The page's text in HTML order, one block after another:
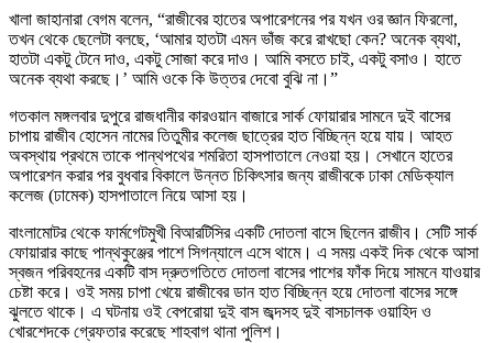
খালা জাহানারা বেগম বলেন, “রাজীবের হাতের অপারেশনের পর যখন ওর জ্ঞান ফিরলো,
তখন থেকে ছেলেটা বলছে, ‘আমার হাতটা এমন ভাঁজ করে রাখছো কেন? অনেক ব্যথা,
হাতটা একটু টেনে দাও, একটু সোজা করে দাও। আমি বসতে চাই, একটু বসাও। হাতে
অনেক ব্যথা করছে।’ আমি ওকে কি উত্তর দেবো বুঝি না।”
গতকাল মঙ্গলবার দুপুরে রাজধানীর কারওয়ান বাজারে সার্ক ফোয়ারার সামনে দুই বাসের
চাপায় রাজীব হোসেন নামের তিতুমীর কলেজ ছাত্রের হাত বিচ্ছিন্ন হয়ে যায়। আহত
অবস্থায় প্রথমে তাকে পান্থপথের শমরিতা হাসপাতালে নেওয়া হয়। সেখানে হাতের
অপারেশন করার পর বুধবার বিকালে উন্নত চিকিৎসার জন্য রাজীবকে ঢাকা মেডিক্যাল
কলেজ (ঢামেক) হাসপাতালে নিয়ে আসা হয়।
বাংলামোটর থেকে ফার্মগেটমুখী বিআরটিসির একটি দোতলা বাসে ছিলেন রাজীব। সেটি সার্ক
ফোয়ারার কাছে পান্থকুঞ্জের পাশে সিগন্যালে এসে থামে। এ সময় একই দিক থেকে আসা
স্বজন পরিবহনের একটি বাস দ্রুতগতিতে দোতলা বাসের পাশের ফাঁক দিয়ে সামনে যাওয়ার
চেষ্টা করে। ওই সময় চাপা খেয়ে রাজীবের ডান হাত বিচ্ছিন্ন হয়ে দোতলা বাসের সঙ্গে
ঝুলতে থাকে। এ ঘটনায় ওই বেপরোয়া দুই বাস জব্দসহ দুই বাসচালক ওয়াহিদ ও
খোরশেদকে গ্রেফতার করেছে শাহবাগ থানা পুলিশ।